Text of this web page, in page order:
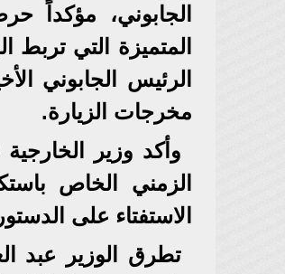
الجابوني، مؤكداً
المتميزة التي تربط
مخرجات الزيارة.
وأكد وزير
الزمني الخاص
الاستفتاء على
تطرق الوزير عبد